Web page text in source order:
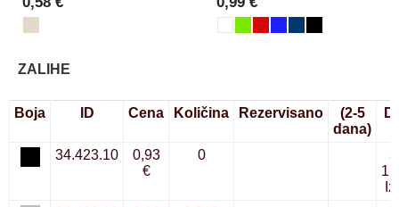
ZALIHE
Boja ID Cena Količina Rezervisano
(2-5
dana)
34.423.10
0,93
€
0